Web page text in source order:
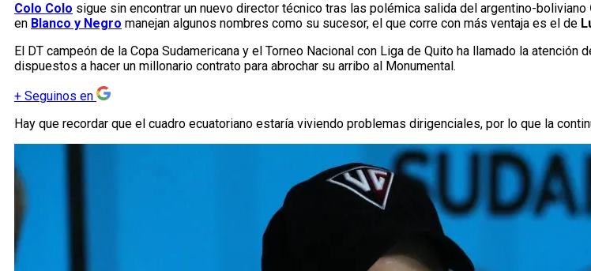
Colo Colo sigue sin encontrar un nuevo director técnico tras las polémica salida del argentino-boliviano
en Blanco y Negro manejan algunos nombres como su sucesor, el que corre con más ventaja es el de
El DT campeón de la Copa Sudamericana y el Torneo Nacional con Liga de Quito ha llamado la atención
dispuestos a hacer un millonario contrato para abrochar su arribo al Monumental.
+ Seguinos en
Hay que recordar que el cuadro ecuatoriano estaría viviendo problemas dirigenciales, por lo que la